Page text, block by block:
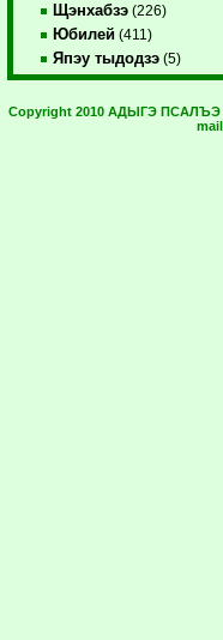
Щэнхабзэ (226)
Юбилей (411)
Япэу тыдодзэ (5)
Copyright 2010 АДЫГЭ ПСАЛЪЭ